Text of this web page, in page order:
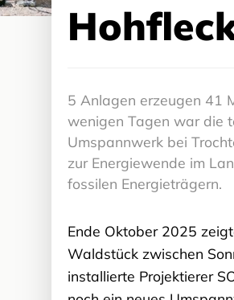
5 Anlagen erzeugen 41
wenigen Tagen war die
Umspannwerk bei
zur Energiewende im
fossilen Energieträgern.
Ende Oktober 2025
Waldstück zwischen
installierte Projektierer